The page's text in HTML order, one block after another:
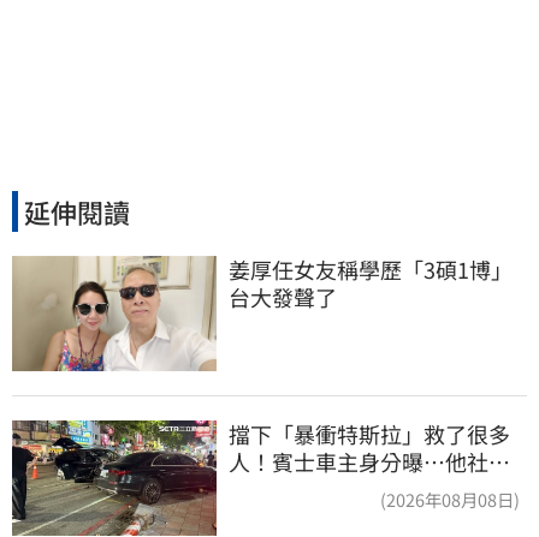
延伸閱讀
姜厚任女友稱學歷「3碩1博」
台大發聲了
擋下「暴衝特斯拉」救了很多
人！賓士車主身分曝…他社群
(2026年08月08日)